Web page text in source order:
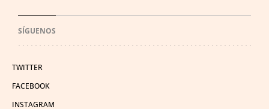
SÍGUENOS
TWITTER
FACEBOOK
INSTAGRAM